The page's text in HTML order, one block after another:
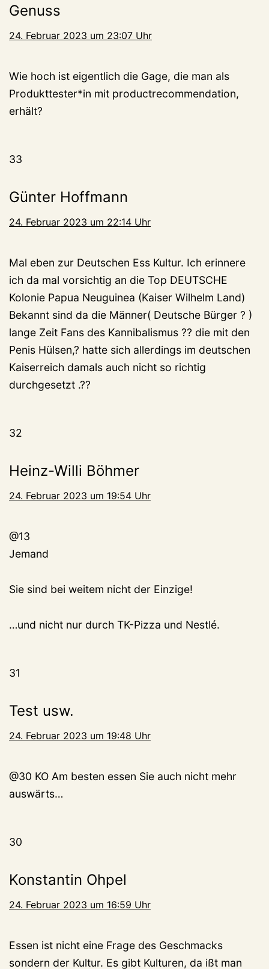
Genuss
24. Februar 2023 um 23:07 Uhr
Wie hoch ist eigentlich die Gage, die man als
Produkttester*in mit productrecommendation,
erhält?
33
Günter Hoffmann
24. Februar 2023 um 22:14 Uhr
Mal eben zur Deutschen Ess Kultur. Ich erinnere
ich da mal vorsichtig an die Top DEUTSCHE
Kolonie Papua Neuguinea (Kaiser Wilhelm Land)
Bekannt sind da die Männer( Deutsche Bürger ? )
lange Zeit Fans des Kannibalismus ?? die mit den
Penis Hülsen,? hatte sich allerdings im deutschen
Kaiserreich damals auch nicht so richtig
durchgesetzt .??
32
Heinz-Willi Böhmer
24. Februar 2023 um 19:54 Uhr
@13
Jemand
Sie sind bei weitem nicht der Einzige!
…und nicht nur durch TK-Pizza und Nestlé.
31
Test usw.
24. Februar 2023 um 19:48 Uhr
@30 KO Am besten essen Sie auch nicht mehr
auswärts…
30
Konstantin Ohpel
24. Februar 2023 um 16:59 Uhr
Essen ist nicht eine Frage des Geschmacks
sondern der Kultur. Es gibt Kulturen, da ißt man